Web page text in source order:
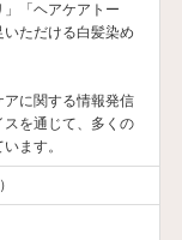
「ヘアケアトー
ただける白髪染め
に関する情報発信
を通じて、多くの
ます。